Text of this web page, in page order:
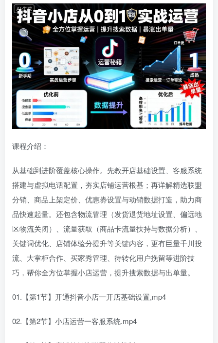
课程介绍：
从基础到进阶覆盖核心操作。先教开店基础设置、客服系统
搭建与虚拟电话配置，夯实店铺运营根基；再详解精选联盟
分销、商品上架定价、优惠劵设置与动销数据打造，助力商
品快速起量。还包含物流管理（发货退货地址设置、偏远地
区物流关闭）、流量获取（商品卡流量扶持与数据分析）、
关键词优化、店铺体验分提升等关键内容，更有巨量千川投
流、大掌柜合作、买家秀管理、待转化用户挽留等进阶技
巧，帮你全方位掌握小店运营，提升搜索数据与出单量。
01.【第1节】开通抖音小店一开店基础设置,mp4
02.【第2节】小店运营一客服系统.mp4